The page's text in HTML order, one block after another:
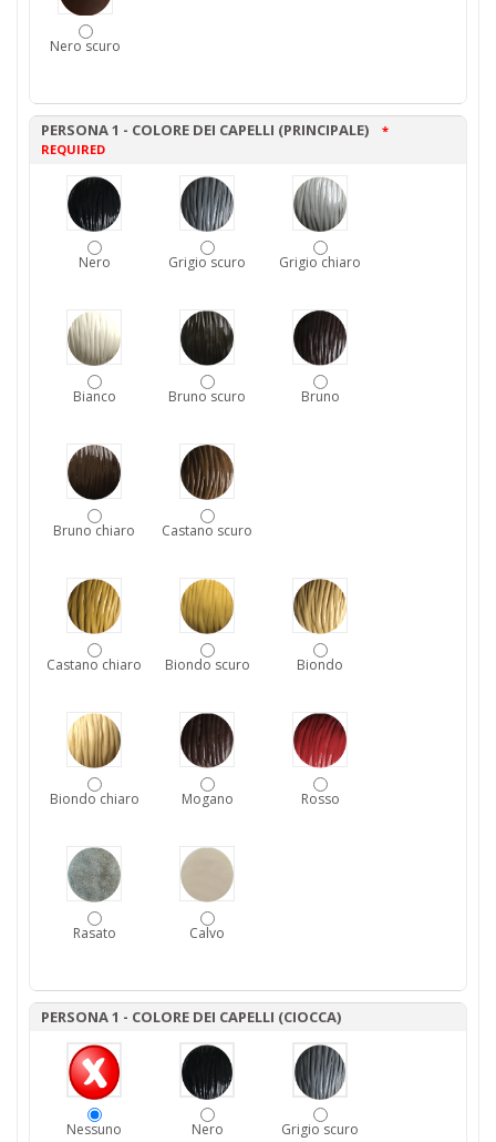
Nero scuro
PERSONA 1 - COLORE DEI CAPELLI (PRINCIPALE) *
REQUIRED
Nero Grigio scuro Grigio chiaro
Bianco Bruno scuro Bruno
Bruno chiaro Castano scuro
Castano chiaro Biondo scuro Biondo
Biondo chiaro Mogano Rosso
Rasato Calvo
PERSONA 1 - COLORE DEI CAPELLI (CIOCCA)
Nessuno Nero Grigio scuro